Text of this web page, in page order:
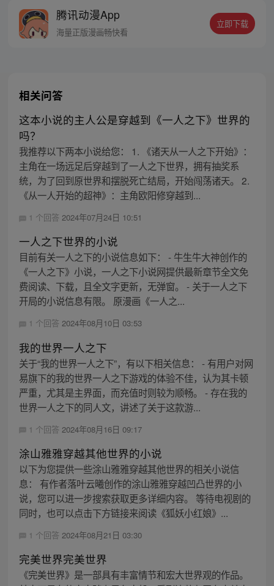
密，张楚岚的生活被彻底颠覆，与冯宝宝一
同踏上“异人”之旅。
腾讯动漫App
海量正版漫画畅快看
立即下载
相关问答
这本小说的主人公是穿越到《一人之下》世界的
吗？
我推荐以下两本小说给您： 1. 《诸天从一人之下开始》：
主角在一场远足后穿越到了一人之下世界，拥有抽奖系
统，为了回到原世界和摆脱死亡结局，开始闯荡诸天。 2.
《从一人开始的超神》：主角欧阳修穿越到...
1 个回答 2024年07月24日 10:51
一人之下世界的小说
目前有关一人之下的小说信息如下： - 牛生牛大神创作的
《一人之下》小说，一人之下小说网提供最新章节全文免
费阅读、下载，且全文字更新，无弹窗。 - 关于一人之下
开局的小说信息有限。 原漫画《一人之...
1 个回答 2024年08月10日 03:53
我的世界一人之下
关于“我的世界一人之下”，有以下相关信息： - 有用户对网
易旗下的我的世界一人之下游戏的体验不佳，认为其卡顿
严重，尤其是主界面，而充值时则较为顺畅。 - 存在我的
世界一人之下的同人文，讲述了关于这款游...
1 个回答 2024年08月16日 09:17
涂山雅雅穿越其他世界的小说
以下为您提供一些涂山雅雅穿越其他世界的相关小说信
息： 有作者落叶云曦创作的涂山雅雅穿越凹凸世界的小
说，您可以进一步搜索获取更多详细内容。 等待电视剧的
同时，也可以点击下方链接来阅读《狐妖小红娘》...
1 个回答 2024年08月21日 03:30
完美世界完美世界
《完美世界》是一部具有丰富情节和宏大世界观的作品。